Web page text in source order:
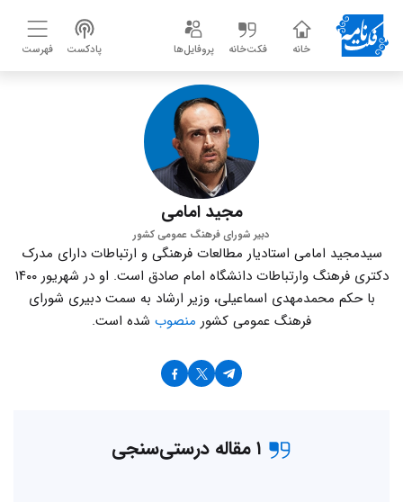
خانه فکت‌خانه پروفایل‌ها پادکست فهرست
مجید امامی
دبیر شورای فرهنگ عمومی کشور
سیدمجید امامی استادیار مطالعات فرهنگی و ارتباطات دارای مدرک
دکتری فرهنگ وارتباطات دانشگاه امام صادق است. او در شهریور ۱۴۰۰
با حکم محمدمهدی اسماعیلی، وزیر ارشاد به سمت دبیری شورای
فرهنگ عمومی کشور منصوب شده است.
۱ مقاله درستی‌سنجی